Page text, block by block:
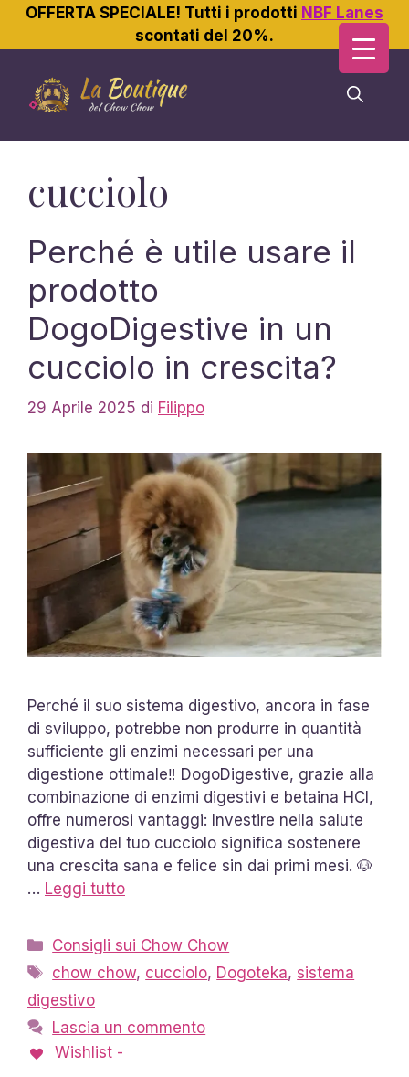
OFFERTA SPECIALE! Tutti i prodotti NBF Lanes
scontati del 20%.
contenuto
cucciolo
Perché è utile usare il
prodotto
DogoDigestive in un
cucciolo in crescita?
29 Aprile 2025 di Filippo
Perché il suo sistema digestivo, ancora in fase
di sviluppo, potrebbe non produrre in quantità
sufficiente gli enzimi necessari per una
digestione ottimale‼ DogoDigestive, grazie alla
combinazione di enzimi digestivi e betaina HCl,
offre numerosi vantaggi: Investire nella salute
digestiva del tuo cucciolo significa sostenere
una crescita sana e felice sin dai primi mesi. 🐶
… Leggi tutto
Categorie
Consigli sui Chow Chow
Tag
chow chow, cucciolo, Dogoteka,sistema
digestivo
Lascia un commento
Wishlist -